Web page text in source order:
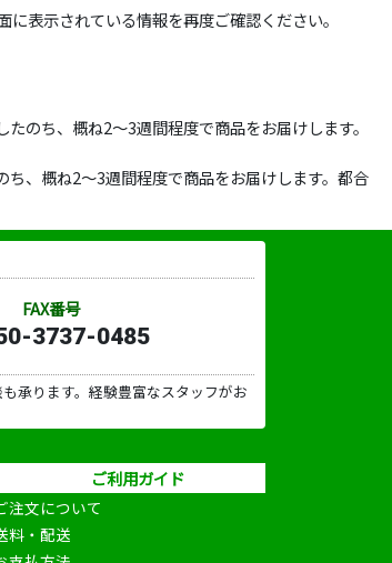
表示されている情報を再度ご確認ください。
のち、概ね2～3週間程度で商品をお届けします。
、概ね2～3週間程度で商品をお届けします。都合
FAX番号
3737-0485
承ります。経験豊富なスタッフがお
ご利用ガイド
注文について
料・配送